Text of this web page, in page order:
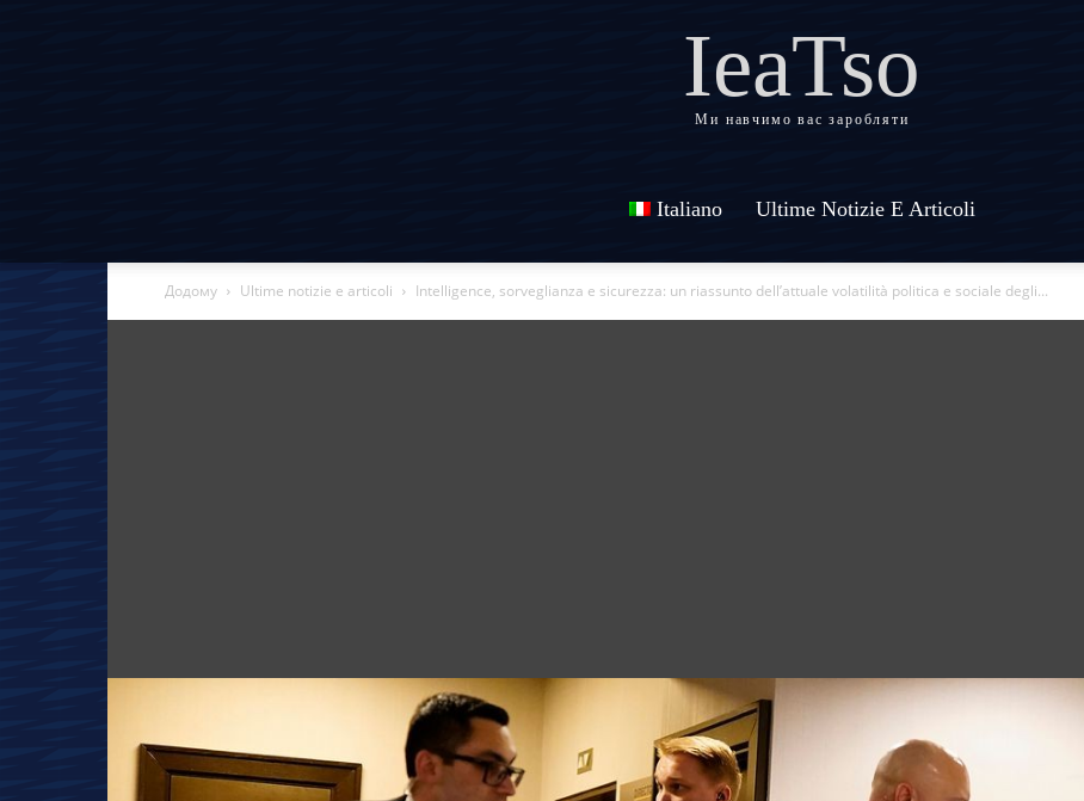
IeaTso
Ми навчимо вас заробляти
Italiano Ultime Notizie E Articoli
Додому Ultime notizie e articoli Intelligence, sorveglianza e sicurezza: un riassunto dell’attuale volatilità politica e sociale degli...